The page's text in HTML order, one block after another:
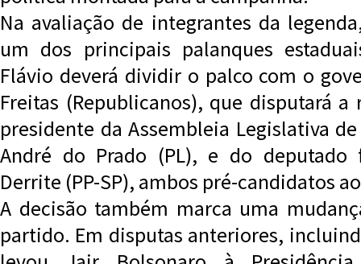
Na avaliação de integrantes da
um dos principais palanques
Flávio deverá dividir o palco com o
Freitas (Republicanos), que disputará
presidente da Assembleia Legislativa
André do Prado (PL), e do deputado
Derrite (PP-SP), ambos pré-candidatos
A decisão também marca uma
partido. Em disputas anteriores,